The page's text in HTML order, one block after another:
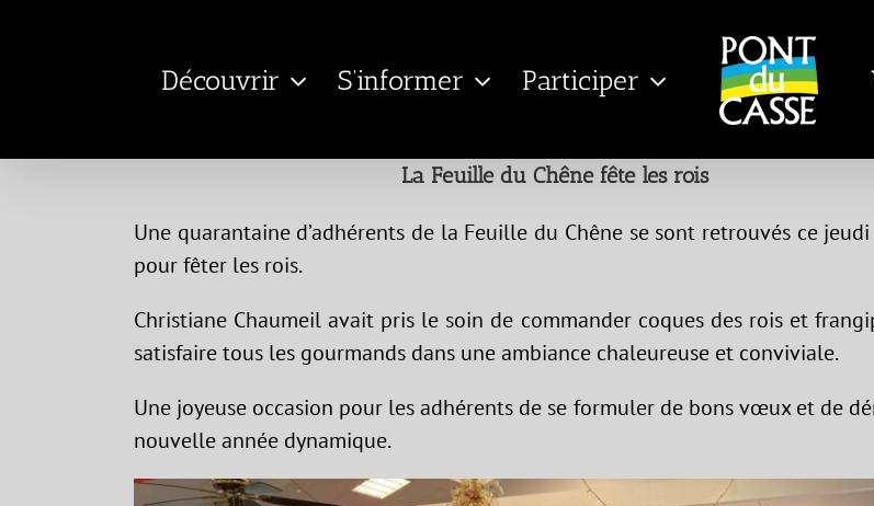
Découvrir S’informer Participer
La Feuille du Chêne fête les rois
Une quarantaine d’adhérents de la Feuille du Chêne se sont retrouvés ce
pour fêter les rois.
Christiane Chaumeil avait pris le soin de commander coques des rois et
satisfaire tous les gourmands dans une ambiance chaleureuse et conviviale.
Une joyeuse occasion pour les adhérents de se formuler de bons vœux et de
nouvelle année dynamique.